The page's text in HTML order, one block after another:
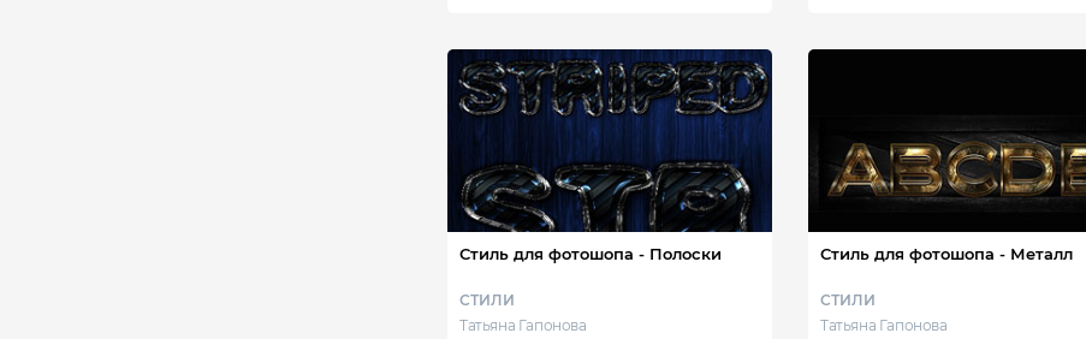
Стиль для фотошопа - Полоски
СТИЛИ
Татьяна Гапонова
Стиль для фотошопа - Металл
СТИЛИ
Татьяна Гапонова